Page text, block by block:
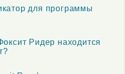
для программы
Ридер находится